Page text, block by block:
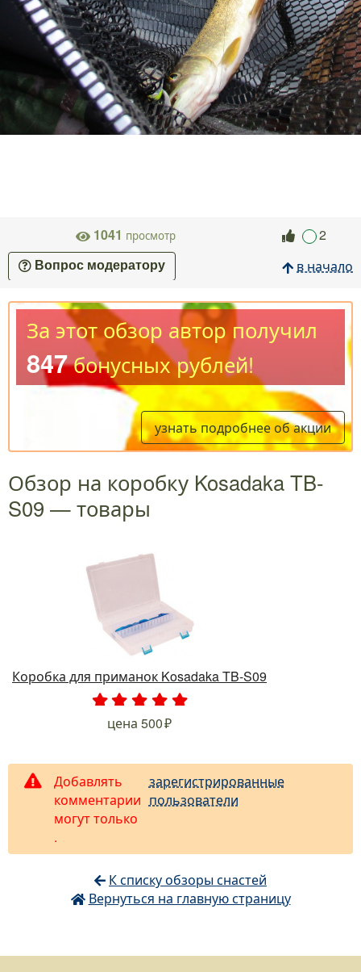
1041 просмотр 2
Вопрос модератору в начало
За этот обзор автор получил
847бонусных рублей!
узнать подробнее об акции
Обзор на коробку Kosadaka TB-
S09 — товары
Коробка для приманок Kosadaka TB-S09
. .
цена 500
Добавлять
комментарии
могут только
зарегистрированные
пользователи
.
К списку обзоры снастей
Вернуться на главную страницу